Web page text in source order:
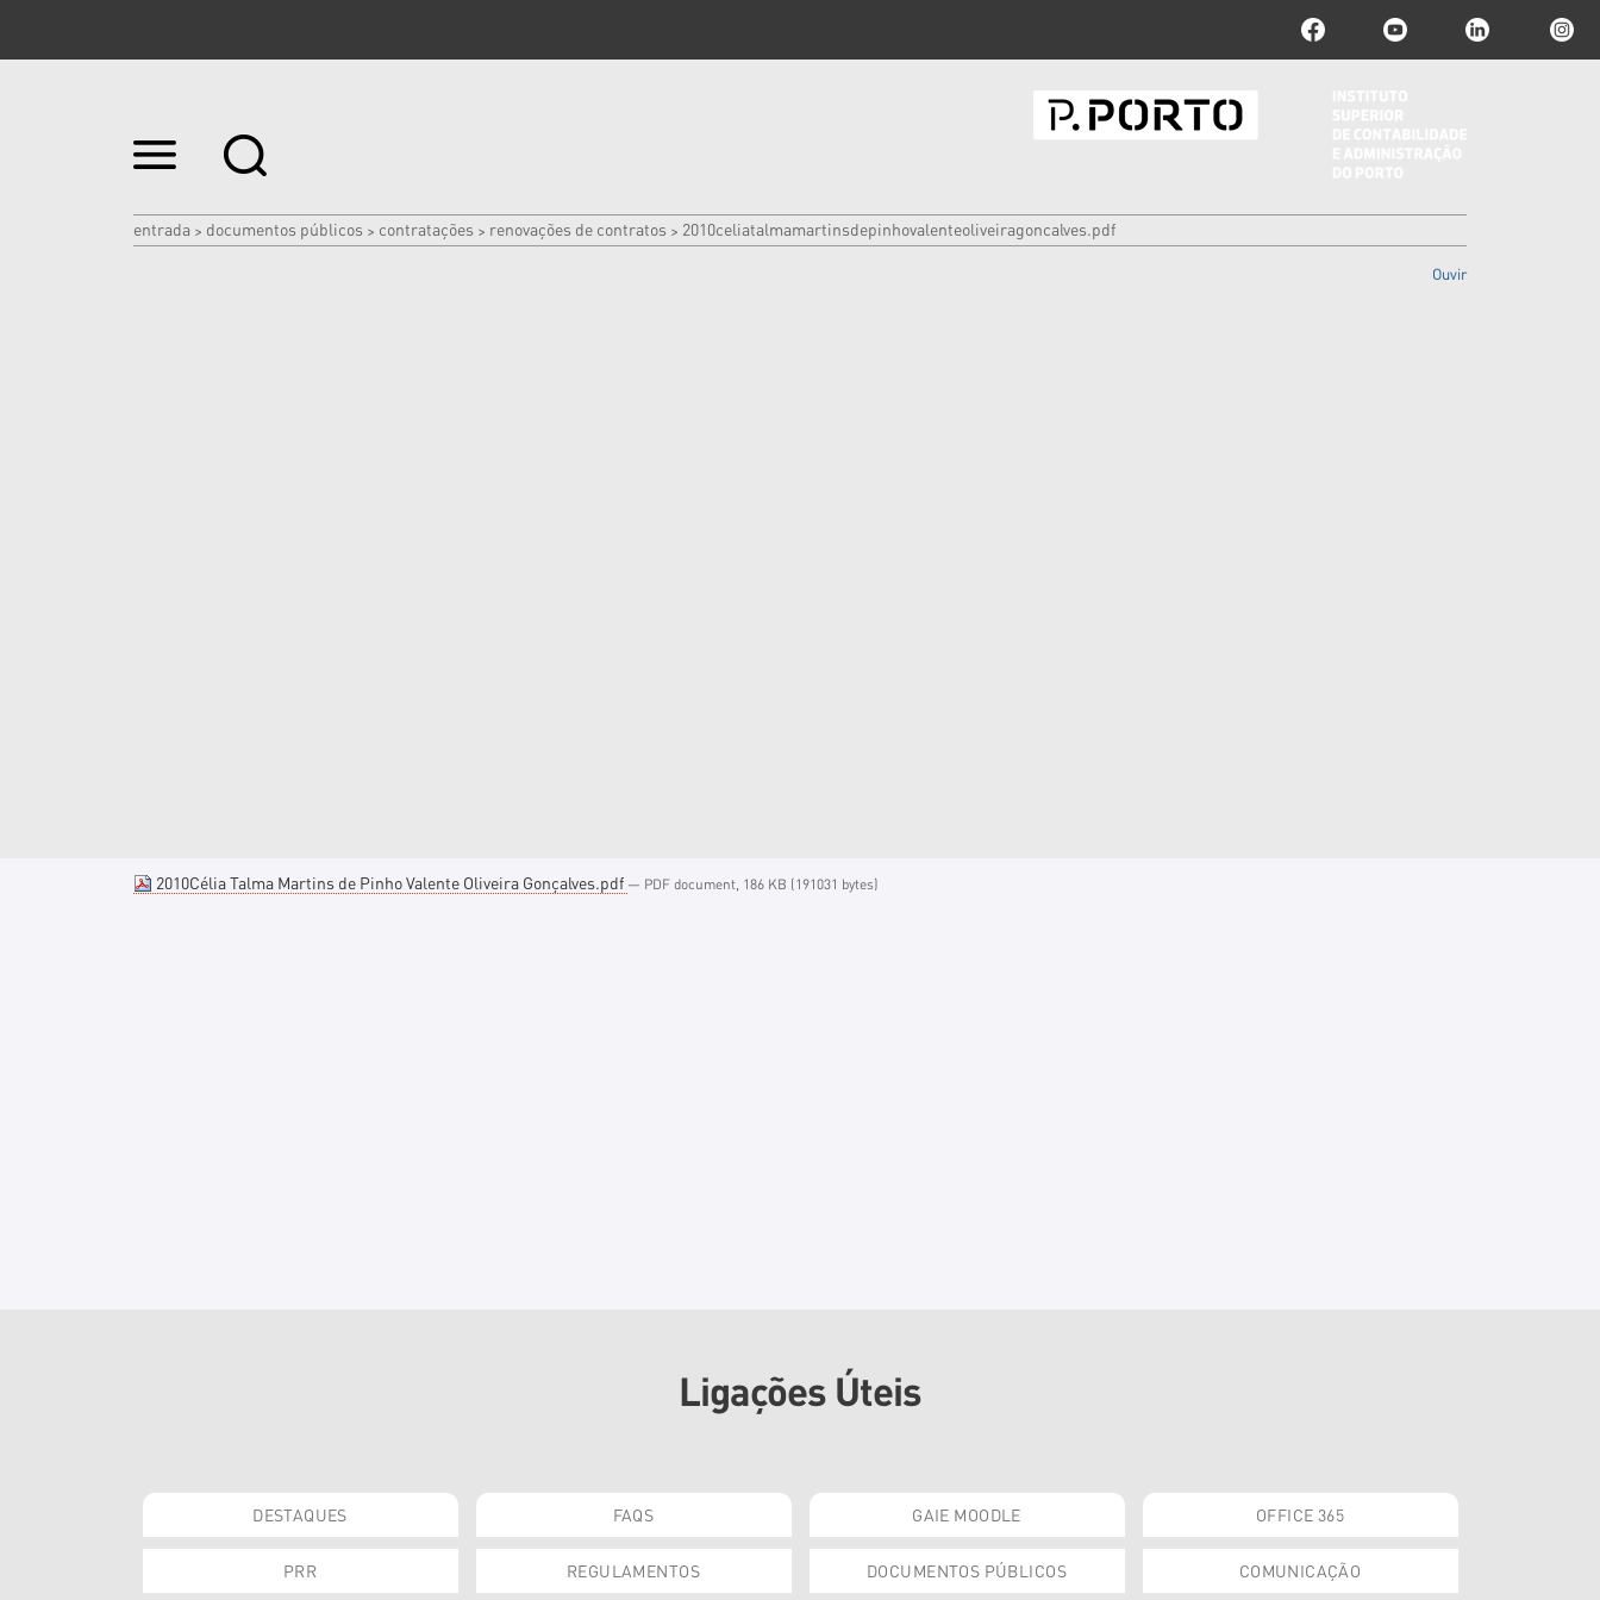
Ir
para
|
Ir
entrada > documentos públicos > contratações > renovações de contratos > 2010celiatalmamartinsdepinhovalenteoliveiragoncalves.pdf
Ouvir
2010Célia Talma Martins de Pinho Valente Oliveira Gonçalves.pdf — PDF document, 186 KB (191031 bytes)
Ligações Úteis
DESTAQUES FAQS GAIE MOODLE OFFICE 365
PRR REGULAMENTOS DOCUMENTOS PÚBLICOS COMUNICAÇÃO